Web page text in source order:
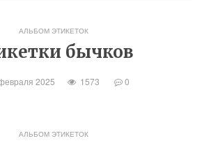
АЛЬБОМ ЭТИКЕТОК
бычков
2025 1573 0
АЛЬБОМ ЭТИКЕТОК